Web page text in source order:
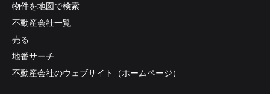
物件を地図で検索
不動産会社一覧
売る
地番サーチ
不動産会社のウェブサイト（ホームページ）